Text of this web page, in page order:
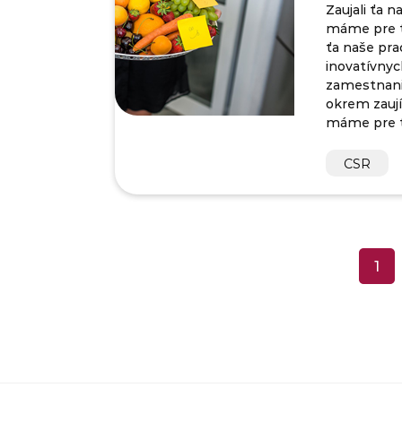
Zaujali ťa
máme pre
ťa naše
okrem
máme pre
CSR
1